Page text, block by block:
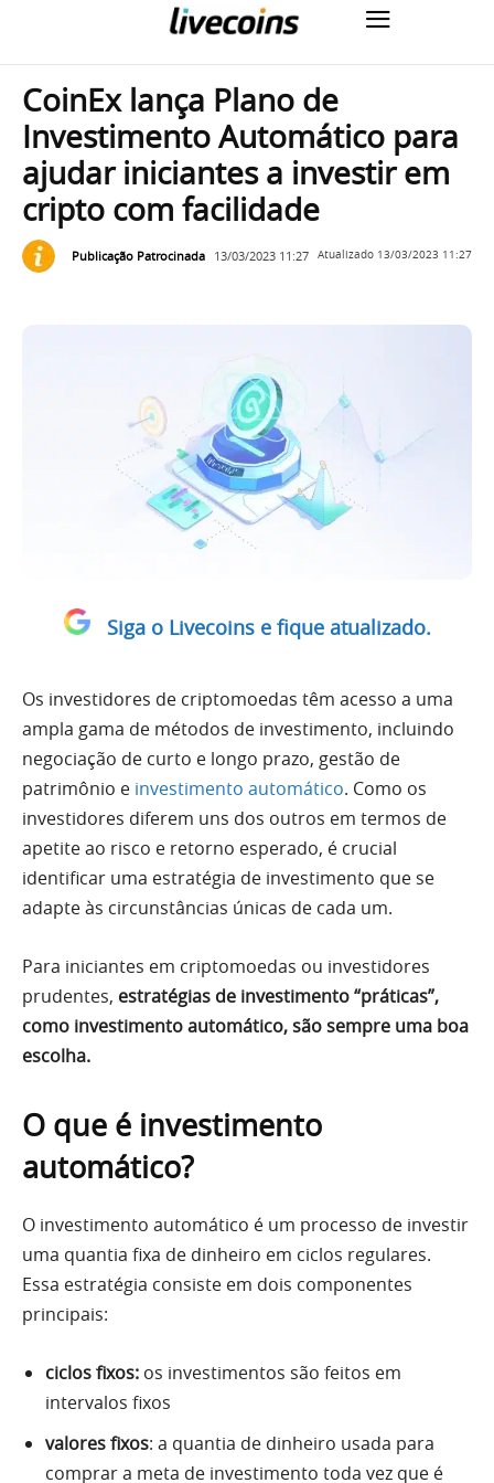
CoinEx lança Plano de
Investimento Automático para
ajudar iniciantes a investir em
cripto com facilidade
Publicação Patrocinada 13/03/2023 11:27 Atualizado 13/03/2023 11:27
Siga o Livecoins e fique atualizado.
Os investidores de criptomoedas têm acesso a uma
ampla gama de métodos de investimento, incluindo
negociação de curto e longo prazo, gestão de
patrimônio e investimento automático. Como os
investidores diferem uns dos outros em termos de
apetite ao risco e retorno esperado, é crucial
identificar uma estratégia de investimento que se
adapte às circunstâncias únicas de cada um.
Para iniciantes em criptomoedas ou investidores
prudentes, estratégias de investimento “práticas”,
como investimento automático, são sempre uma boa
escolha.
O que é investimento
automático?
O investimento automático é um processo de investir
uma quantia fixa de dinheiro em ciclos regulares.
Essa estratégia consiste em dois componentes
principais:
ciclos fixos: os investimentos são feitos em
intervalos fixos
valores fixos: a quantia de dinheiro usada para
comprar a meta de investimento toda vez que é